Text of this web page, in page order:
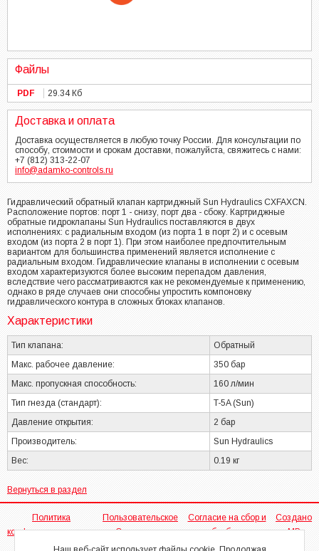
Файлы
PDF 29.34 Кб
Доставка и оплата
Доставка осуществляется в любую точку России. Для консультации по
способу, стоимости и срокам доставки, пожалуйста, свяжитесь с нами:
+7 (812) 313-22-07
info@adamko-controls.ru
Гидравлический обратный клапан картриджный Sun Hydraulics CXFAXCN.
Расположение портов: порт 1 - снизу, порт два - сбоку. Картриджные
обратные гидроклапаны Sun Hydraulics поставляются в двух
исполнениях: с радиальным входом (из порта 1 в порт 2) и с осевым
входом (из порта 2 в порт 1). При этом наиболее предпочтительным
вариантом для большинства применений является исполнение с
радиальным входом. Гидравлические клапаны в исполнении с осевым
входом характеризуются более высоким перепадом давления,
вследствие чего рассматриваются как не рекомендуемые к применению,
однако в ряде случаев они способны упростить компоновку
гидравлического контура в сложных блоках клапанов.
Характеристики
Тип клапана:
Обратный
Макс. рабочее давление:
350 бар
Макс. пропускная способность:
160 л/мин
Тип гнезда (стандарт):
T-5A (Sun)
Давление открытия:
2 бар
Производитель:
Sun Hydraulics
Вес:
0.19 кг
Вернуться в раздел
Политика
конфиденциальности
Пользовательское
Соглашение
Согласие на сбор и
обработку
персональных
Создано
МР